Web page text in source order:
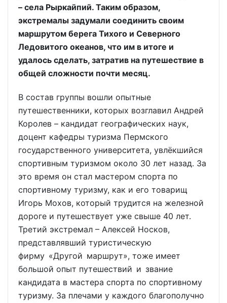
– села Рыркайпий. Таким образом,
экстремалы задумали соединить своим
маршрутом берега Тихого и Северного
Ледовитого океанов, что им в итоге и
удалось сделать, затратив на путешествие в
общей сложности почти месяц.
В состав группы вошли опытные
путешественники, которых возглавил Андрей
Королев – кандидат географических наук,
доцент кафедры туризма Пермского
государственного университета, увлёкшийся
спортивным туризмом около 30 лет назад. За
это время он стал мастером спорта по
спортивному туризму, как и его товарищ
Игорь Мохов, который трудится на железной
дороге и путешествует уже свыше 40 лет.
Третий экстремал – Алексей Носков,
представлявший туристическую
фирму «Другой маршрут», тоже имеет
большой опыт путешествий и звание
кандидата в мастера спорта по спортивному
туризму. За плечами у каждого благополучно